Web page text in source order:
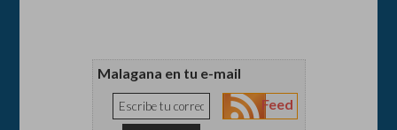
Malagana en tu e-mail
Feed